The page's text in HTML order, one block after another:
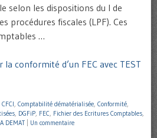
selon les dispositions du I de
procédures fiscales (LPF). Ces
…
la conformité d’un FEC avec TEST
CFCI, Comptabilité dématérialisée, Conformité,
, DGFiP, FEC, Fichier des Ecritures Comptables,
DEMAT Un commentaire